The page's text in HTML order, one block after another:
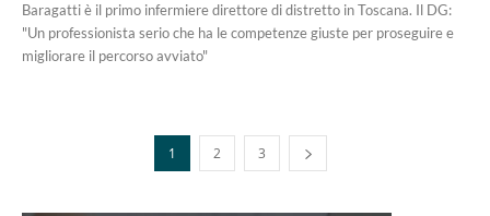
Baragatti è il primo infermiere direttore di distretto in Toscana. Il DG:
"Un professionista serio che ha le competenze giuste per proseguire e
migliorare il percorso avviato"
1 2 3